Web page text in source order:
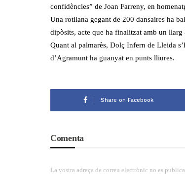
confidències” de Joan Farreny, en
Una rotllana gegant de 200 dansaires ha
dipòsits, acte que ha finalitzat amb un
Quant al palmarès, Dolç Infern de Lleida
d’Agramunt ha guanyat en punts lliures.
Share on Facebook
Comenta
La vostra adreça de correu electrònic no es